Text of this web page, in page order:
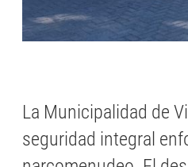
La Municipalidad de
seguridad integral